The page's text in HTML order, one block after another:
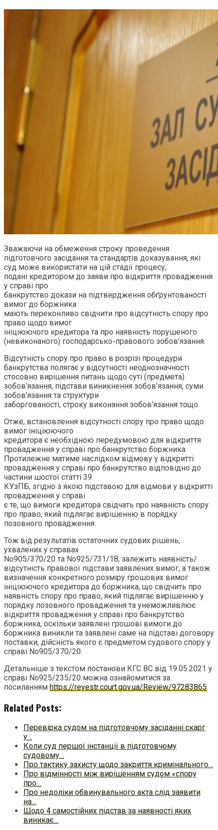
Зважаючи на обмеження строку проведення
підготовчого засідання та стандартів доказування, які
суд може використати на цій стадії процесу,
подані кредитором до заяви про відкриття провадження
у справі про
банкрутство докази на підтвердження обґрунтованості
вимог до боржника
мають переконливо свідчити про відсутність спору про
право щодо вимог
ініціюючого кредитора та про наявність порушеного
(невиконаного) господарсько-правового зобов’язання.
Відсутність спору про право в розрізі процедури
банкрутства полягає у відсутності неоднозначності
стосовно вирішення питань щодо суті (предмета)
зобов’язання, підстави виникнення зобов’язання, суми
зобов’язання та структури
заборгованості, строку виконання зобов’язання тощо.
Отже, встановлення відсутності спору про право щодо
вимог ініціюючого
кредитора є необхідною передумовою для відкриття
провадження у справі про банкрутство боржника.
Протилежне матиме наслідком відмову у відкритті
провадження у справі про банкрутство відповідно до
частини шостої статті 39
КУзПБ, згідно з якою підставою для відмови у відкритті
провадження у справі
є те, що вимоги кредитора свідчать про наявність спору
про право, який підлягає вирішенню в порядку
позовного провадження.
Тож від результатів остаточних судових рішень,
ухвалених у справах
No905/370/20 та No925/731/18, залежить наявність/
відсутність правової підстави заявлених вимог, а також
визначення конкретного розміру грошових вимог
ініціюючого кредитора до боржника, що свідчить про
наявність спору про право, який підлягає вирішенню у
порядку позовного провадження та унеможливлює
відкриття провадження у справі про банкрутство
боржника, оскільки заявлені грошові вимоги до
боржника виникли та заявлені саме на підставі договору
поставки, дійсність якого є предметом судового спору у
справі No905/370/20.
Детальніше з текстом постанови КГС ВС від 19.05.2021 у
справі No925/235/20 можна ознайомитися за
посиланням https://reyestr.court.gov.ua/Review/97283865.
Related Posts:
Перевірка судом на підготовчому засіданні скарг
у…
Коли суд першої інстанції в підготовчому
судовому…
Про тактику захисту щодо закриття кримінального…
Про відмінності між вирішенням судом «спору
про…
Про недоліки обвинувального акта слід заявити
на…
Щодо 4 самостійних підстав за наявності яких
виникає…